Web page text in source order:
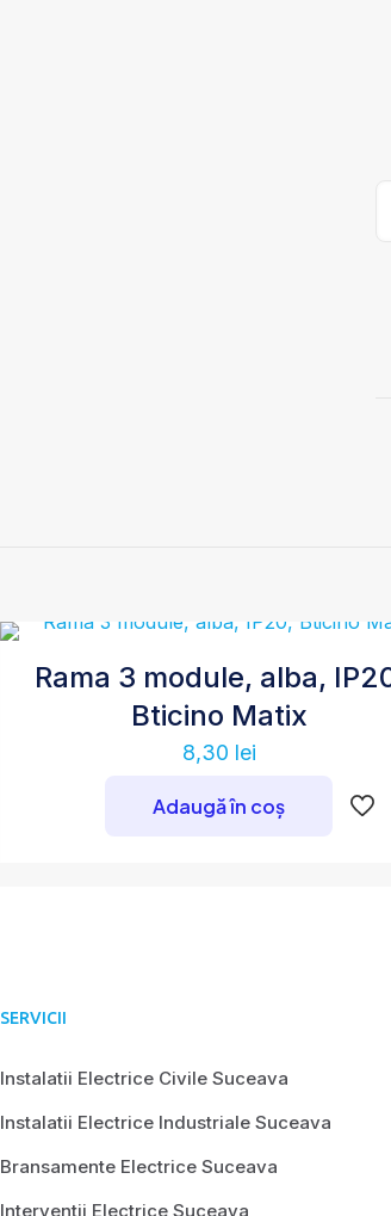
Rama 3 module, alba,
Bticino Matix
8,30 lei
Adaugă în coș
SERVICII
Instalatii Electrice Civile Suceava
Instalatii Electrice Industriale Suceava
Bransamente Electrice Suceava
Interventii Electrice Suceava